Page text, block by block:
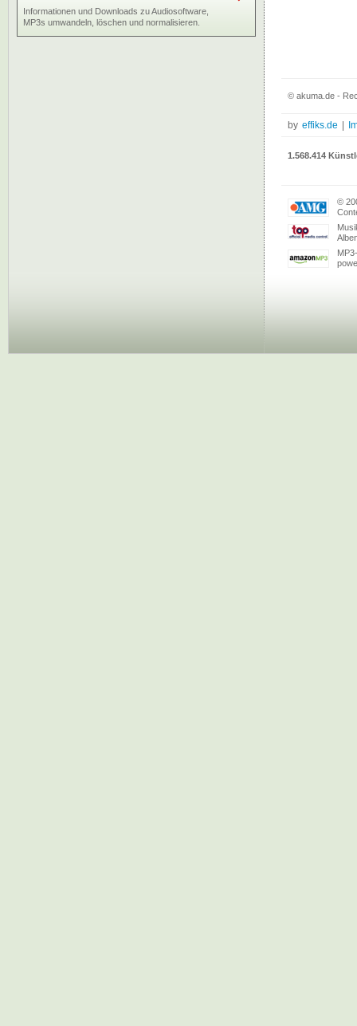
Informationen und Downloads zu Audiosoftware,
MP3s umwandeln, löschen und normalisieren.
© akuma.de -
by effiks.de
1.568.414
©